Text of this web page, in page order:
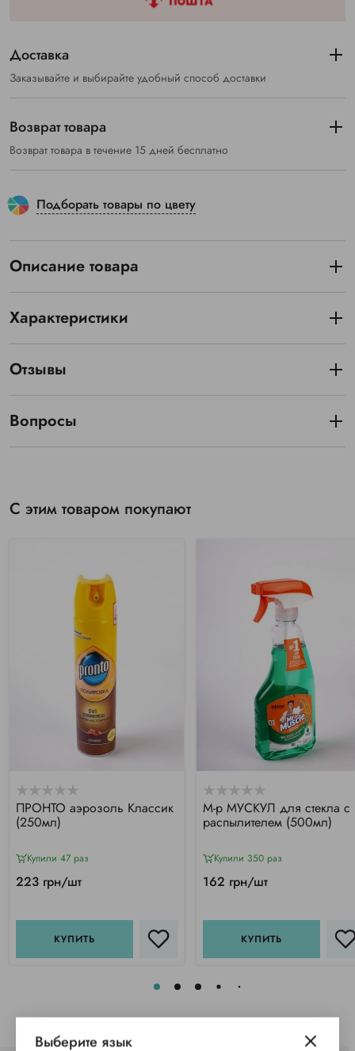
Доставка
Заказывайте и выбирайте удобный способ доставки
Возврат товара
Возврат товара в течение 15 дней бесплатно
Подборать товары по цвету
Описание товара
Характеристики
Отзывы
Вопросы
С этим товаром покупают
ПРОНТО аэрозоль Классик
(250мл)
Купили 47 раз
223 грн/шт
КУПИТЬ
М-р МУСКУЛ для стекла с
распылителем (500мл)
Купили 350 раз
162 грн/шт
КУПИТЬ
Выберите язык